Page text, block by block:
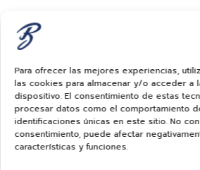
Para ofrecer las mejores experiencias,
las cookies para almacenar y/o acceder a
dispositivo. El consentimiento de estas
procesar datos como el comportamiento
identificaciones únicas en este sitio. No
consentimiento, puede afectar
características y funciones.